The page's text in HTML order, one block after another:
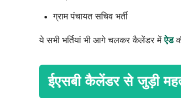
ग्राम पंचायत सचिव भर्ती
ये सभी भर्तियां भी आगे चलकर कैलेंडर मेंऐड
ईएसबी कैलेंडर से जुड़ी